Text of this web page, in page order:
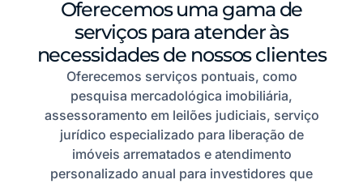
Oferecemos uma gama de
serviços para atender às
necessidades de nossos clientes
Oferecemos serviços pontuais, como
pesquisa mercadológica imobiliária,
assessoramento em leilões judiciais, serviço
jurídico especializado para liberação de
imóveis arrematados e atendimento
personalizado anual para investidores que